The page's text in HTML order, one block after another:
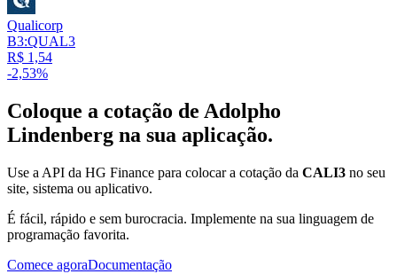
Qualicorp
B3:QUAL3
R$ 1,54
-2,53%
Coloque a cotação de Adolpho
Lindenberg na sua aplicação.
Use a API da HG Finance para colocar a cotação da CALI3 no seu
site, sistema ou aplicativo.
É fácil, rápido e sem burocracia. Implemente na sua linguagem de
programação favorita.
Comece agoraDocumentação